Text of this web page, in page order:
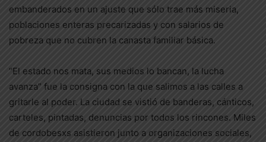
embanderados en un ajuste que sólo trae más miseria,
poblaciones enteras precarizadas y con salarios de
pobreza que no cubren la canasta familiar básica.
“El estado nos mata, sus medios lo bancan, la lucha
avanza” fue la consigna con la que salimos a las calles a
gritarle al poder. La ciudad se vistió de banderas, cánticos,
carteles, pintadas, denuncias por todos los rincones. Miles
de cordobesxs asistieron junto a organizaciones sociales,